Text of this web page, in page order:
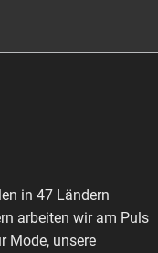
in 47 Ländern
arbeiten wir am Puls
Mode, unsere